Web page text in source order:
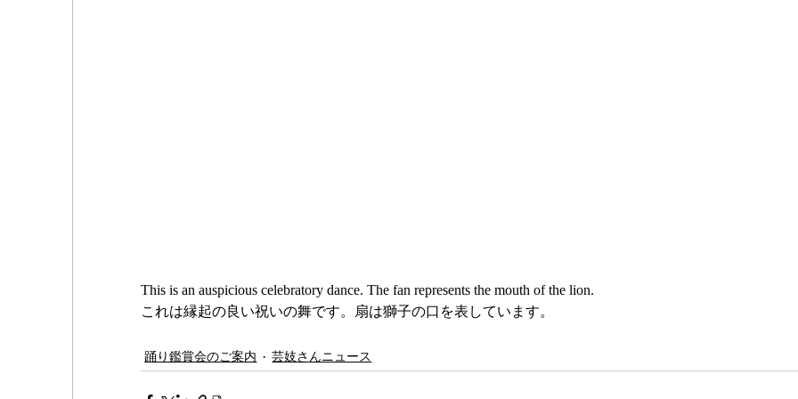
This is an auspicious celebratory dance. The fan represents the mouth of the lion.
これは縁起の良い祝いの舞です。扇は獅子の口を表しています。
踊り鑑賞会のご案内 芸妓さんニュース